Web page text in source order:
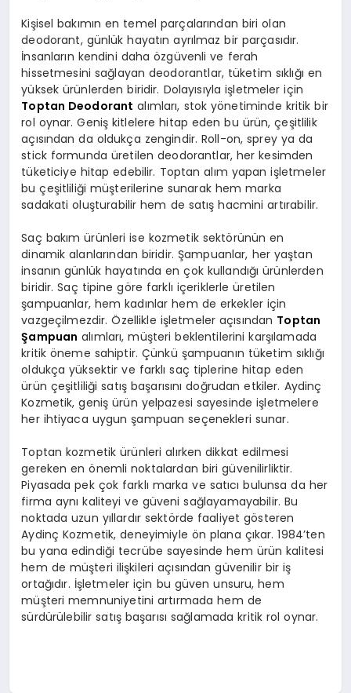
Kişisel bakımın en temel parçalarından biri olan
deodorant, günlük hayatın ayrılmaz bir parçasıdır.
İnsanların kendini daha özgüvenli ve ferah
hissetmesini sağlayan deodorantlar, tüketim sıklığı en
yüksek ürünlerden biridir. Dolayısıyla işletmeler için
Toptan Deodorant alımları, stok yönetiminde kritik bir
rol oynar. Geniş kitlelere hitap eden bu ürün, çeşitlilik
açısından da oldukça zengindir. Roll-on, sprey ya da
stick formunda üretilen deodorantlar, her kesimden
tüketiciye hitap edebilir. Toptan alım yapan işletmeler
bu çeşitliliği müşterilerine sunarak hem marka
sadakati oluşturabilir hem de satış hacmini artırabilir.
Saç bakım ürünleri ise kozmetik sektörünün en
dinamik alanlarından biridir. Şampuanlar, her yaştan
insanın günlük hayatında en çok kullandığı ürünlerden
biridir. Saç tipine göre farklı içeriklerle üretilen
şampuanlar, hem kadınlar hem de erkekler için
vazgeçilmezdir. Özellikle işletmeler açısından Toptan
Şampuan alımları, müşteri beklentilerini karşılamada
kritik öneme sahiptir. Çünkü şampuanın tüketim sıklığı
oldukça yüksektir ve farklı saç tiplerine hitap eden
ürün çeşitliliği satış başarısını doğrudan etkiler. Aydinç
Kozmetik, geniş ürün yelpazesi sayesinde işletmelere
her ihtiyaca uygun şampuan seçenekleri sunar.
Toptan kozmetik ürünleri alırken dikkat edilmesi
gereken en önemli noktalardan biri güvenilirliktir.
Piyasada pek çok farklı marka ve satıcı bulunsa da her
firma aynı kaliteyi ve güveni sağlayamayabilir. Bu
noktada uzun yıllardır sektörde faaliyet gösteren
Aydinç Kozmetik, deneyimiyle ön plana çıkar. 1984’ten
bu yana edindiği tecrübe sayesinde hem ürün kalitesi
hem de müşteri ilişkileri açısından güvenilir bir iş
ortağıdır. İşletmeler için bu güven unsuru, hem
müşteri memnuniyetini artırmada hem de
sürdürülebilir satış başarısı sağlamada kritik rol oynar.